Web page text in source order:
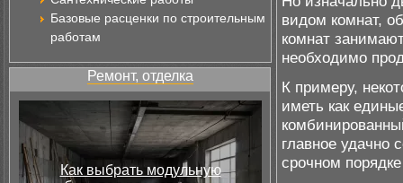
Базовые расценки по строительным
работам
Ремонт, отделка
Как выбрать модульную
видом комнат,
комнат
необходимо
К примеру,
иметь как
главное удачно
срочном